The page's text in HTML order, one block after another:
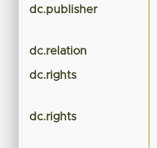
dc.publisher
dc.relation
dc.rights
dc.rights